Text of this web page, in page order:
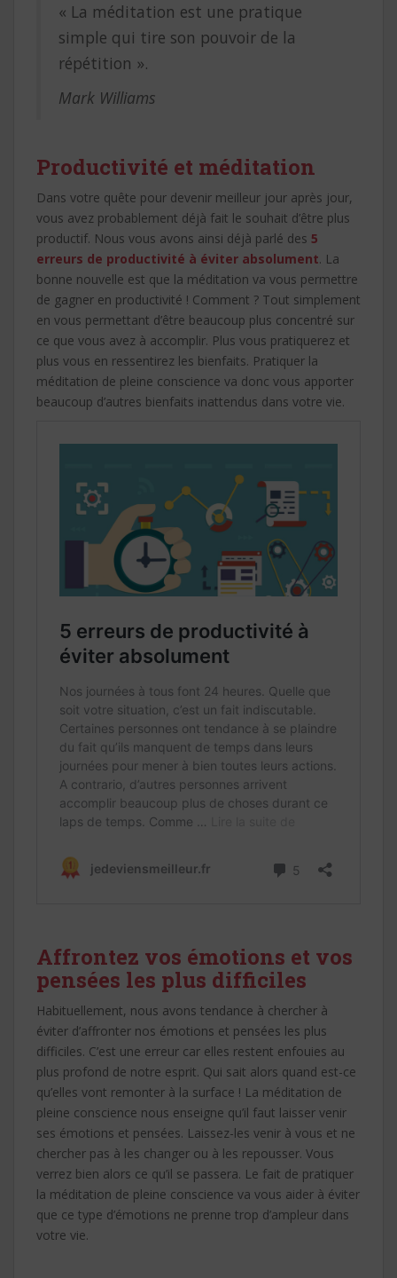
« La méditation est une pratique
simple qui tire son pouvoir de la
répétition ».
Mark Williams
Productivité et méditation
Dans votre quête pour devenir meilleur jour après jour,
vous avez probablement déjà fait le souhait d’être plus
productif. Nous vous avons ainsi déjà parlé des 5
erreurs de productivité à éviter absolument. La
bonne nouvelle est que la méditation va vous permettre
de gagner en productivité ! Comment ? Tout simplement
en vous permettant d’être beaucoup plus concentré sur
ce que vous avez à accomplir. Plus vous pratiquerez et
plus vous en ressentirez les bienfaits. Pratiquer la
méditation de pleine conscience va donc vous apporter
beaucoup d’autres bienfaits inattendus dans votre vie.
Affrontez vos émotions et vos
pensées les plus difficiles
Habituellement, nous avons tendance à chercher à
éviter d’affronter nos émotions et pensées les plus
difficiles. C’est une erreur car elles restent enfouies au
plus profond de notre esprit. Qui sait alors quand est-ce
qu’elles vont remonter à la surface ! La méditation de
pleine conscience nous enseigne qu’il faut laisser venir
ses émotions et pensées. Laissez-les venir à vous et ne
chercher pas à les changer ou à les repousser. Vous
verrez bien alors ce qu’il se passera. Le fait de pratiquer
la méditation de pleine conscience va vous aider à éviter
que ce type d’émotions ne prenne trop d’ampleur dans
votre vie.